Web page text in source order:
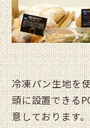
冷凍パン生地を
頭に設置できる
意しております